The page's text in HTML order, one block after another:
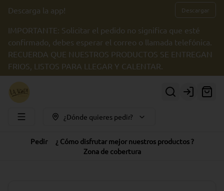
Descarga la app! Descargar
IMPORTANTE: Solicitar el pedido no significa que esté
confirmado, debes esperar el correo o llamada telefónica.
RECUERDA QUE NUESTROS PRODUCTOS SE ENTREGAN
FRIOS, LISTOS PARA LLEGAR Y CALENTAR.
Login
¿Dónde quieres pedir?
Pedir
¿ Cómo disfrutar mejor nuestros productos ?
Zona de cobertura